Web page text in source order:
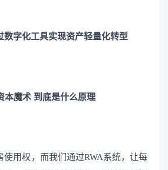
数字化工具实现资产轻量化转型
本魔术 到底是什么原理
使用权，而我们通过RWA系统，让每